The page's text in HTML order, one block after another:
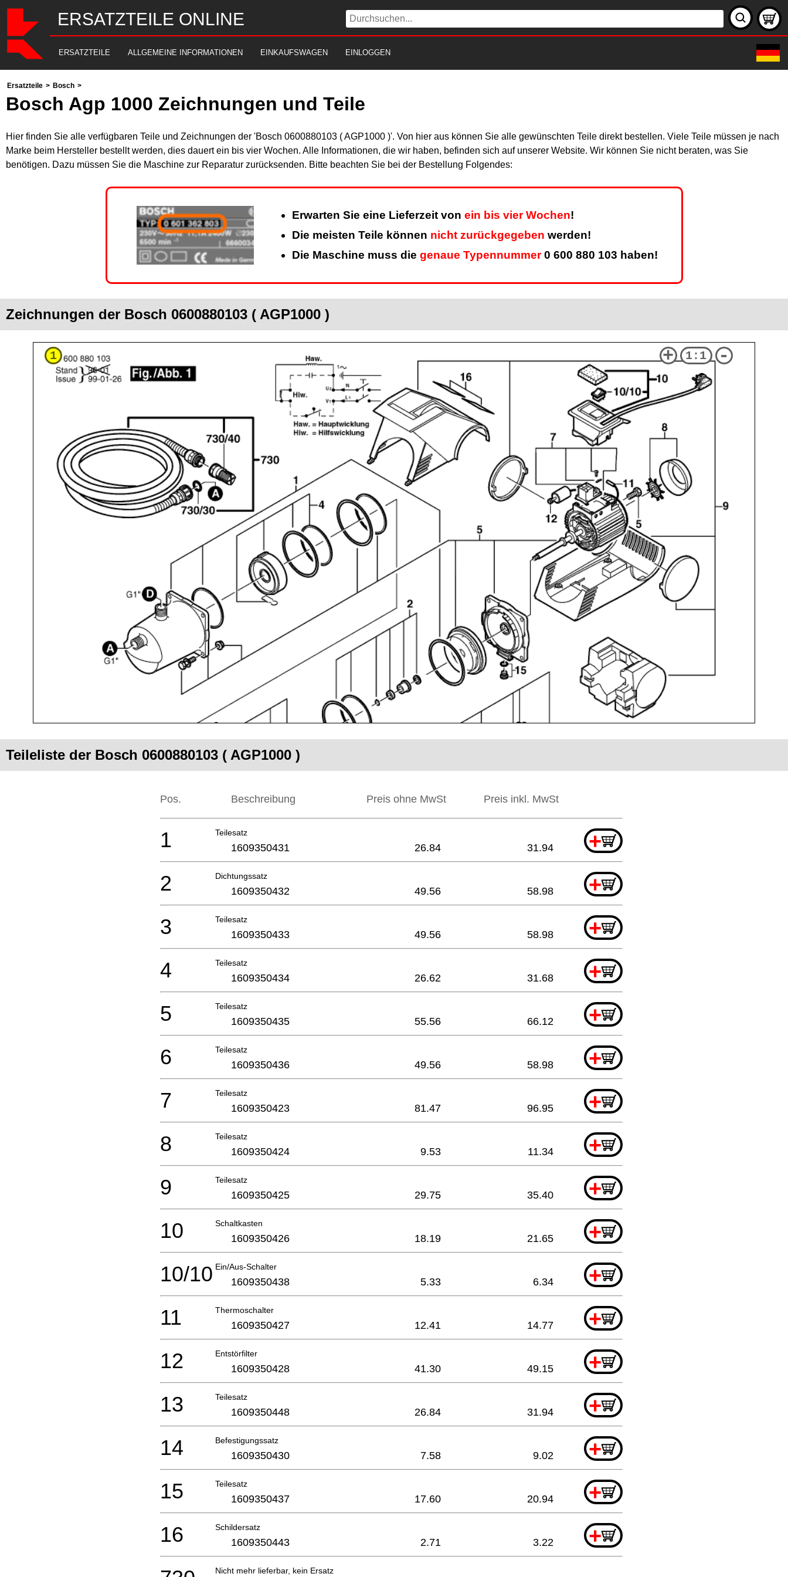
ERSATZTEILE ONLINE
ERSATZTEILE ALLGEMEINE INFORMATIONEN EINKAUFSWAGEN EINLOGGEN
Ersatzteile > Bosch >
Bosch Agp 1000 Zeichnungen und Teile
Hier finden Sie alle verfügbaren Teile und Zeichnungen der 'Bosch 0600880103 ( AGP1000 )'. Von hier aus können Sie alle gewünschten Teile direkt bestellen. Viele Teile müssen je nach
Marke beim Hersteller bestellt werden, dies dauert ein bis vier Wochen. Alle Informationen, die wir haben, befinden sich auf unserer Website. Wir können Sie nicht beraten, was Sie
benötigen. Dazu müssen Sie die Maschine zur Reparatur zurücksenden. Bitte beachten Sie bei der Bestellung Folgendes:
Erwarten Sie eine Lieferzeit von ein bis vier Wochen!
Die meisten Teile können nicht zurückgegeben werden!
Die Maschine muss die genaue Typennummer0 600 880 103 haben!
Zeichnungen der Bosch 0600880103 ( AGP1000 )
1 + 1:1 -
Teileliste der Bosch 0600880103 ( AGP1000 )
Pos. Beschreibung Preis ohne MwSt Preis inkl. MwSt
Teilesatz +
1 1609350431 26.84 31.94
Dichtungssatz +
2 1609350432 49.56 58.98
Teilesatz +
3 1609350433 49.56 58.98
Teilesatz +
4 1609350434 26.62 31.68
Teilesatz +
5 1609350435 55.56 66.12
Teilesatz +
6 1609350436 49.56 58.98
Teilesatz +
7 1609350423 81.47 96.95
Teilesatz +
8 1609350424 9.53 11.34
Teilesatz +
9 1609350425 29.75 35.40
Schaltkasten +
10 1609350426 18.19 21.65
Ein/Aus-Schalter +
10/10 1609350438 5.33 6.34
Thermoschalter +
11 1609350427 12.41 14.77
Entstörfilter +
12 1609350428 41.30 49.15
Teilesatz +
13 1609350448 26.84 31.94
Befestigungssatz +
14 1609350430 7.58 9.02
Teilesatz +
15 1609350437 17.60 20.94
Schildersatz +
16 1609350443 2.71 3.22
Nicht mehr lieferbar, kein Ersatz